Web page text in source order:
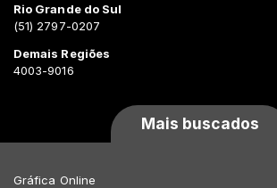
Rio Grande do Sul
(51) 2797-0207
Demais Regiões
4003-9016
Mais buscados
Gráfica Online